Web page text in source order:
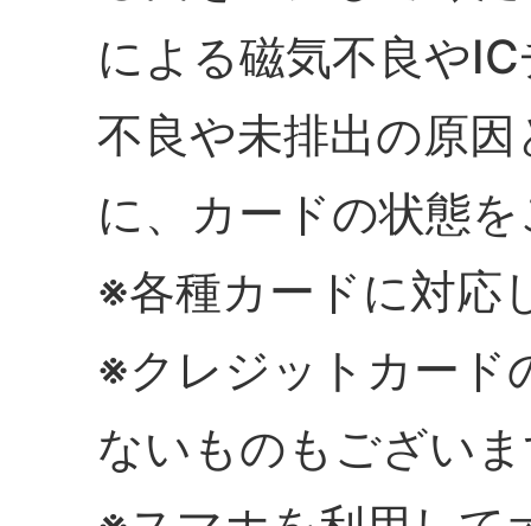
による磁気不良や
不良や未排出の原
に、カードの状態
※各種カードに対応
※クレジットカード
ないものもござい